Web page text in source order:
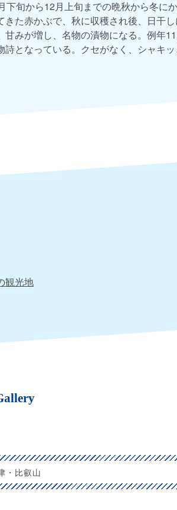
旬から12月上旬までの晩秋から冬に
た赤かぶで、秋に収穫され後、日干
みが増し、名物の漬物になる。例年11
となっている。クセがなく、シャキ
観光地
・比叡山